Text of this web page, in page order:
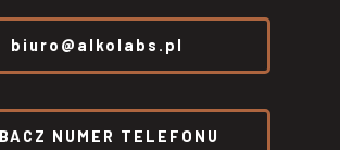
biuro@alkolabs.pl
NUMER TELEFONU